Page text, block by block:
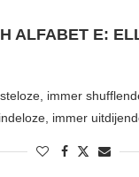
ALFABET E:
immer
immer